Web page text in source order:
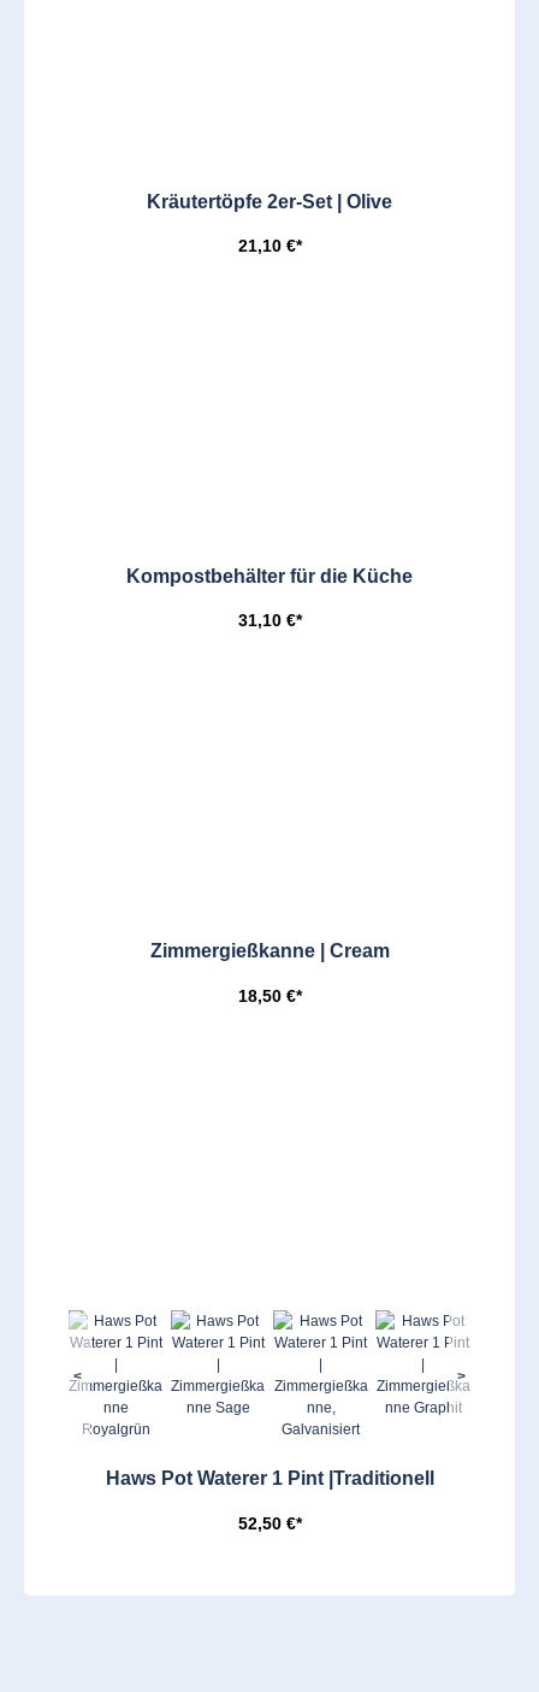
Kräutertöpfe 2er-Set | Olive
21,10 €*
Kompostbehälter für die Küche
31,10 €*
Zimmergießkanne | Cream
18,50 €*
< >
Haws Pot Waterer 1 Pint |Traditionell
52,50 €*